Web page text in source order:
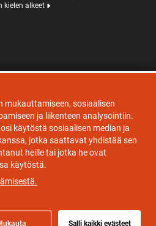
kielen alkeet
mukauttamiseen, sosiaalisen
ja liikenteen analysointiin.
käytöstä sosiaalisen median ja
jotka saattavat yhdistää sen
heille tai jotka he ovat
käytöstä.
Salli kaikki evästeet